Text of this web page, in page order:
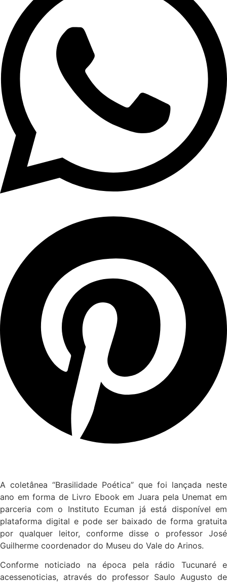
A coletânea “Brasilidade Poética” que foi lançada neste
ano em forma de Livro Ebook em Juara pela Unemat em
parceria com o Instituto Ecuman já está disponível em
plataforma digital e pode ser baixado de forma gratuita
por qualquer leitor, conforme disse o professor José
Guilherme coordenador do Museu do Vale do Arinos.
Conforme noticiado na época pela rádio Tucunaré e
acessenoticias, através do professor Saulo Augusto de